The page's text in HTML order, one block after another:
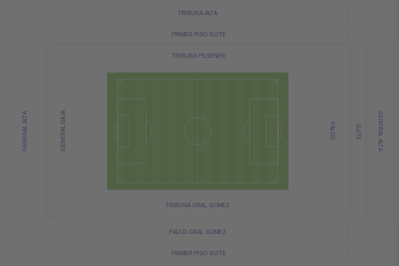
TRIBUNA PILSENER
PRIMER PISO SUITE
PRIMER PISO SUITE
TRIBUNA ALTA
TRIBUNA GRAL. GOMEZ
PALCO GRAL. GOMEZ
PALCO
GENERAL BAJA
GENERAL ALTA GENERAL ALTA
SUITE